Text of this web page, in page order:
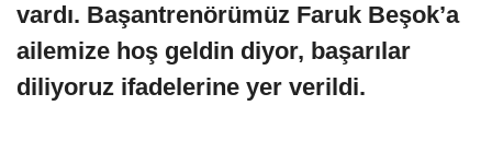
vardı. Başantrenörümüz Faruk Beşok’a
ailemize hoş geldin diyor, başarılar
diliyoruz ifadelerine yer verildi.